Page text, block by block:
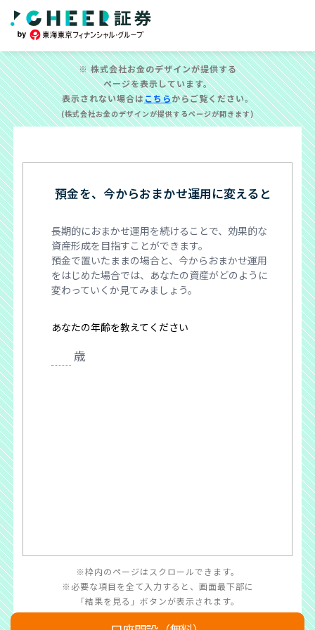
株式会社お金のデザインが提供する
ページを表示しています。
表示されない場合はこちらからご覧ください。
(株式会社お金のデザインが提供するページが開きます)
枠内のページはスクロールできます。
必要な項目を全て入力すると、画面最下部に
「結果を見る」ボタンが表示されます。